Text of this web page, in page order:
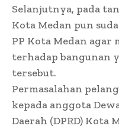
Selanjutnya, pada
Kota Medan pun
PP Kota Medan
terhadap bangunan
tersebut.
Permasalahan
kepada anggota
Daerah (DPRD) Kota